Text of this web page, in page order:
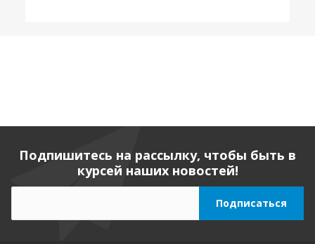
Подпишитесь на рассылку, чтобы быть в
курсей наших новостей!